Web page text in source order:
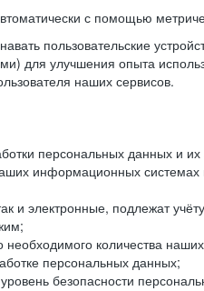
с помощью
пользовательские
для улучшения опыта
наших сервисов.
персональных данных и
информационных
и электронные, подлежат
количества
персональных данных;
безопасности